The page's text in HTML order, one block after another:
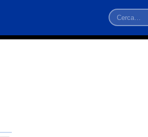
Cerca